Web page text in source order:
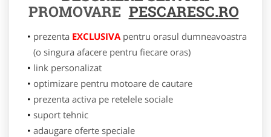
PROMOVARE PESCARESC.RO
prezenta EXCLUSIVApentru orasul dumneavoastra
(o singura afacere pentru fiecare oras)
link personalizat
optimizare pentru motoare de cautare
prezenta activa pe retelele sociale
suport tehnic
adaugare oferte speciale